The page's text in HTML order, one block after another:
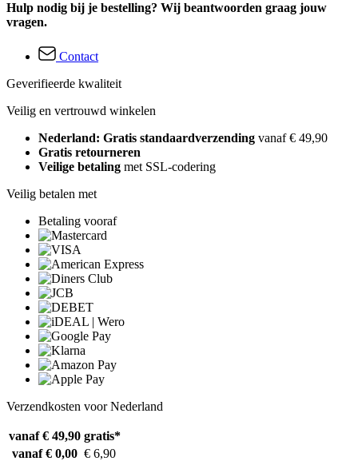
Hulp nodig bij je bestelling? Wij beantwoorden graag jouw
vragen.
Contact
Geverifieerde kwaliteit
Veilig en vertrouwd winkelen
Nederland: Gratis standaardverzending vanaf € 49,90
Gratis retourneren
Veilige betaling met SSL-codering
Veilig betalen met
Betaling vooraf
Verzendkosten voor Nederland
vanaf € 49,90 gratis*
vanaf € 0,00 € 6,90